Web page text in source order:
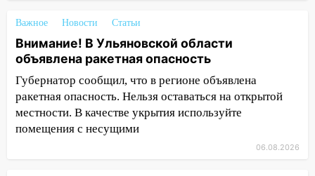
13:00
Водитель без прав врезался в
припаркованный автомобиль
12:37
Переезжал «зебру» на
велосипеде и попал под колеса
12:18 Вспыхнул изнутри: в
Железнодорожном районе горела дача
Важное Новости Статьи
Внимание! В Ульяновской области
объявлена ракетная опасность
Губернатор сообщил, что в регионе объявлена
ракетная опасность. Нельзя оставаться на открытой
местности. В качестве укрытия используйте
помещения с несущими
06.08.2026